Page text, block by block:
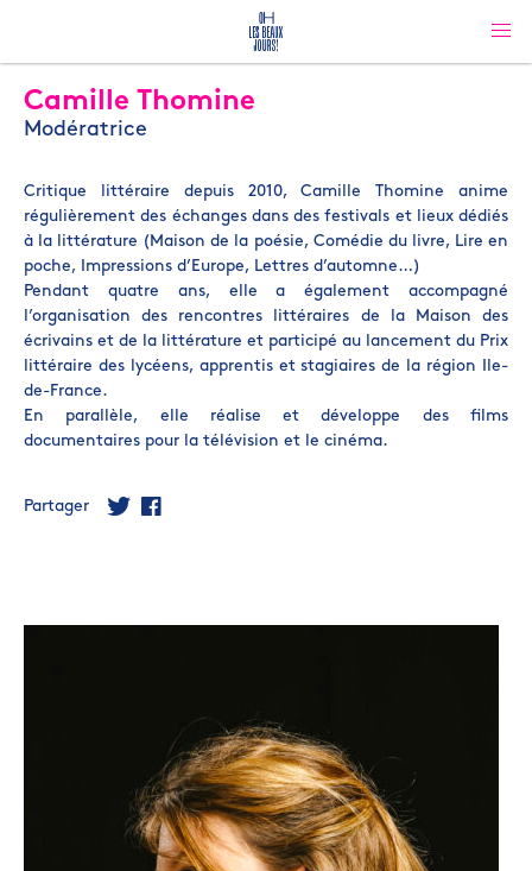
Camille Thomine
Modératrice
Critique littéraire depuis 2010, Camille Thomine anime
régulièrement des échanges dans des festivals et lieux dédiés
à la littérature (Maison de la poésie, Comédie du livre, Lire en
poche, Impressions d’Europe, Lettres d’automne…)
Pendant quatre ans, elle a également accompagné
l’organisation des rencontres littéraires de la Maison des
écrivains et de la littérature et participé au lancement du Prix
littéraire des lycéens, apprentis et stagiaires de la région Ile-
de-France.
En parallèle, elle réalise et développe des films
documentaires pour la télévision et le cinéma.
Partager